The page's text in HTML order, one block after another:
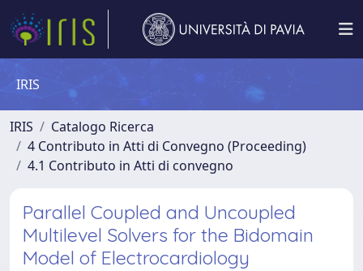
IRIS
IRIS
Catalogo Ricerca
4 Contributo in Atti di Convegno (Proceeding)
4.1 Contributo in Atti di convegno
Parallel Coupled and Uncoupled
Multilevel Solvers for the Bidomain
Model of Electrocardiology